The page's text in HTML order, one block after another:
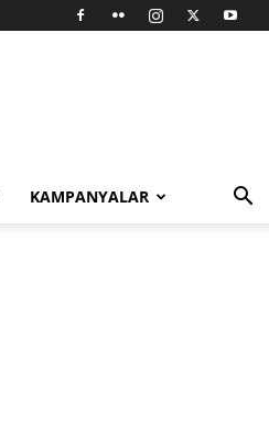
KAMPANYALAR